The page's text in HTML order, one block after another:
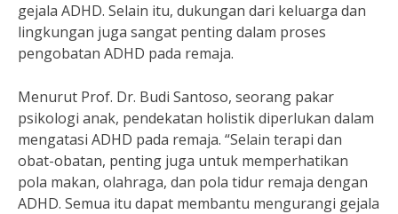
gejala ADHD. Selain itu, dukungan dari keluarga dan
lingkungan juga sangat penting dalam proses
pengobatan ADHD pada remaja.
Menurut Prof. Dr. Budi Santoso, seorang pakar
psikologi anak, pendekatan holistik diperlukan dalam
mengatasi ADHD pada remaja. “Selain terapi dan
obat-obatan, penting juga untuk memperhatikan
pola makan, olahraga, dan pola tidur remaja dengan
ADHD. Semua itu dapat membantu mengurangi gejala